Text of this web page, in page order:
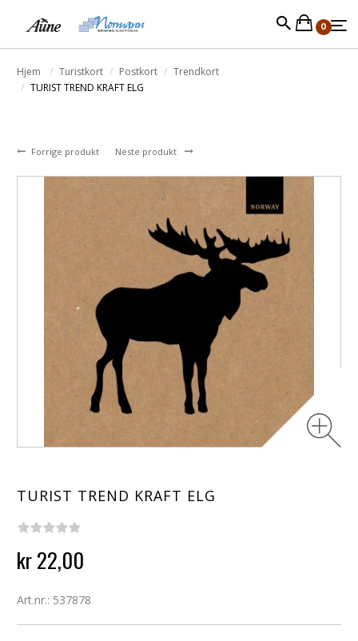
0
Hjem Turistkort Postkort
Trendkort
TURIST TREND KRAFT ELG
Forrige produkt Neste produkt
TURIST TREND KRAFT ELG
kr 22,00
Art.nr.: 537878